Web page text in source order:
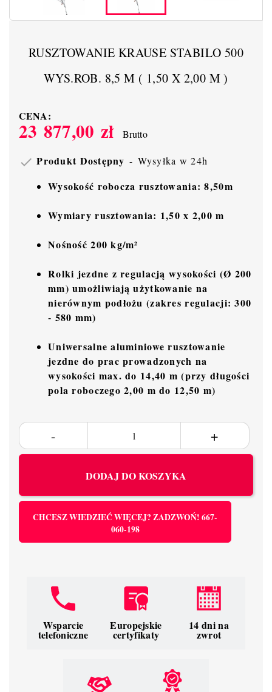
RUSZTOWANIE KRAUSE STABILO 500
WYS.ROB. 8,5 M ( 1,50 X 2,00 M )
CENA:
23 877,00 zł Brutto
 Produkt Dostępny Wysyłka w 24h
Wysokość robocza rusztowania: 8,50m
Wymiary rusztowania: 1,50 x 2,00 m
Nośność 200 kg/m²
Rolki jezdne z regulacją wysokości (Ø 200
mm) umożliwiają użytkowanie na
nierównym podłożu (zakres regulacji: 300
- 580 mm)
Uniwersalne aluminiowe rusztowanie
jezdne do prac prowadzonych na
wysokości max. do 14,40 m (przy długości
pola roboczego 2,00 m do 12,50 m)
DODAJ DO KOSZYKA
CHCESZ WIEDZIEĆ WIĘCEJ? ZADZWOŃ! 667-
060-198
Wsparcie
telefoniczne
Europejskie
certyfikaty
14 dni na
zwrot